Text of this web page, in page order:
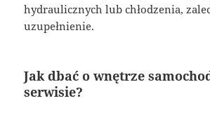
hydraulicznych lub chłodzenia,
uzupełnienie.
Jak dbać o wnętrze
serwisie?